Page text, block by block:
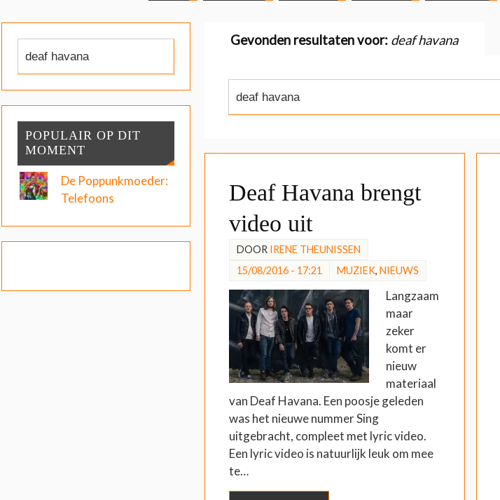
Gevonden resultaten voor: deaf havana
Deaf Havana brengt
video uit
DOOR IRENE THEUNISSEN
15/08/2016 - 17:21
MUZIEK, NIEUWS
Langzaam
maar
zeker
komt er
nieuw
materiaal
van Deaf Havana. Een poosje geleden
was het nieuwe nummer Sing
uitgebracht, compleet met lyric video.
Een lyric video is natuurlijk leuk om mee
te…
POPULAIR OP DIT
MOMENT
De Poppunkmoeder:
Telefoons